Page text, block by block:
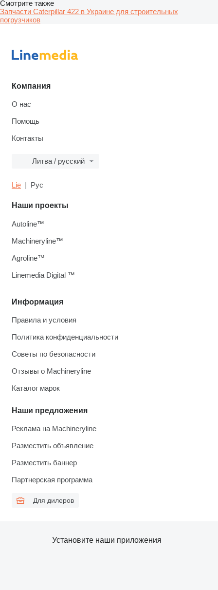
Смотрите также
Запчасти Caterpillar 422 в Украине для строительных
погрузчиков
Компания
О нас
Помощь
Контакты
Литва / русский
Lie Рус
Информация
Правила и условия
Политика конфиденциальности
Советы по безопасности
Отзывы о Machineryline
Каталог марок
Наши предложения
Реклама на Machineryline
Разместить объявление
Разместить баннер
Партнерская программа
Для дилеров
Наши проекты
Autoline™
Machineryline™
Agroline™
Linemedia Digital ™
Установите наши приложения